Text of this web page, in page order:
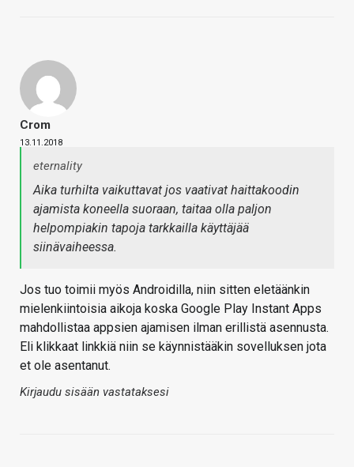
Crom
13.11.2018
eternality
Aika turhilta vaikuttavat jos vaativat haittakoodin
ajamista koneella suoraan, taitaa olla paljon
helpompiakin tapoja tarkkailla käyttäjää
siinävaiheessa.
Jos tuo toimii myös Androidilla, niin sitten eletäänkin
mielenkiintoisia aikoja koska Google Play Instant Apps
mahdollistaa appsien ajamisen ilman erillistä asennusta.
Eli klikkaat linkkiä niin se käynnistääkin sovelluksen jota
et ole asentanut.
Kirjaudu sisään vastataksesi